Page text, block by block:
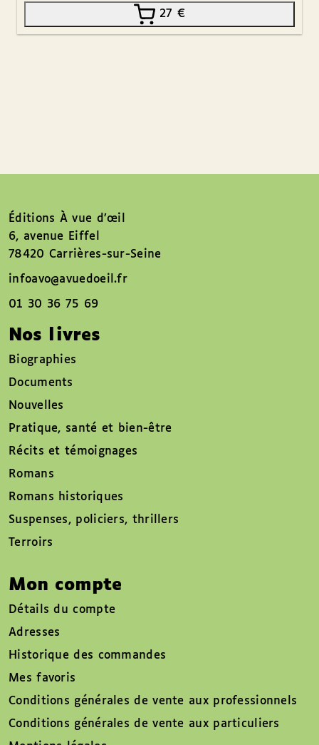
27 €
Éditions À vue d’œil
6, avenue Eiffel
78420 Carrières-sur-Seine
infoavo@avuedoeil.fr
01 30 36 75 69
Nos livres
Biographies
Documents
Nouvelles
Pratique, santé et bien-être
Récits et témoignages
Romans
Romans historiques
Suspenses, policiers, thrillers
Terroirs
Mon compte
Détails du compte
Adresses
Historique des commandes
Mes favoris
Conditions générales de vente aux professionnels
Conditions générales de vente aux particuliers